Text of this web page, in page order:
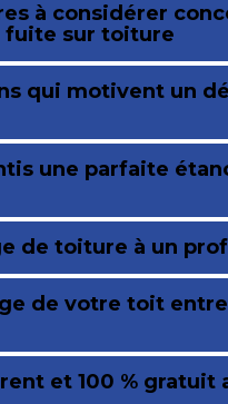
à considérer
fuite sur toiture
qui motivent un
une parfaite
de toiture à un
de votre toit entre
et 100 % gratuit